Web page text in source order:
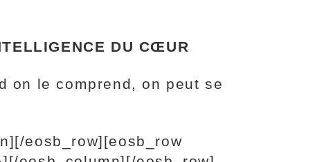
DU CŒUR
on le comprend, on peut se
eosb_row][eosb_row